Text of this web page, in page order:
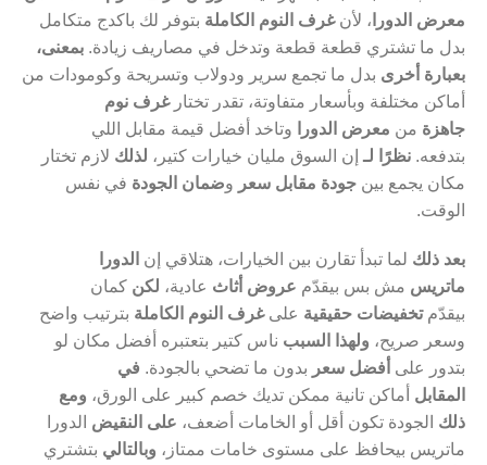
معرض الدورا ، لأنغرف النوم الكاملة بتوفر لك باكدج متكامل
بدل ما تشتري قطعة قطعة وتدخل في مصاريف زيادة. بمعنى،
بعبارة أخرى بدل ما تجمع سرير ودولاب وتسريحة وكومودات من
أماكن مختلفة وبأسعار متفاوتة، تقدر تختارغرف نوم
جاهزة من معرض الدورا
وتاخد أفضل قيمة مقابل اللي
بتدفعه. نظرًا لـ إن السوق مليان خيارات كتير، لذلك لازم تختار
مكان يجمع بين جودة مقابل سعر وضمان الجودة في نفس
الوقت.
بعد ذلك لما تبدأ تقارن بين الخيارات، هتلاقي إن الدورا
ماتريس مش بس بيقدّم عروض أثاث عادية، لكن كمان
بيقدّمتخفيضات حقيقية علىغرف النوم الكاملة بترتيب واضح
وسعر صريح، ولهذا السبب ناس كتير بتعتبره أفضل مكان لو
بتدور على أفضل سعر بدون ما تضحي بالجودة. في
المقابل أماكن تانية ممكن تديك خصم كبير على الورق، ومع
ذلك الجودة تكون أقل أو الخامات أضعف، على النقيض الدورا
ماتريس بيحافظ على مستوى خامات ممتاز، وبالتالي بتشتري